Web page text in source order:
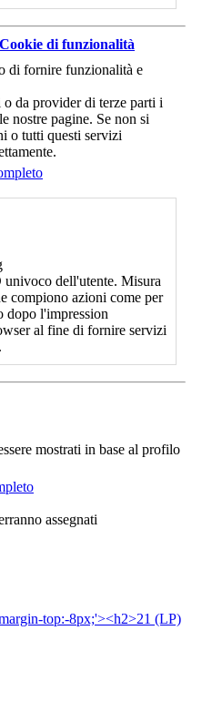
Cookie di funzionalità
di fornire funzionalità e
o da provider di terze parti i
nostre pagine. Se non si
o tutti questi servizi
dell'utente. Misura
compiono azioni come per
dopo l'impression
al fine di fornire servizi
mostrati in base al profilo
assegnati